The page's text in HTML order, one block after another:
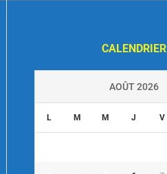
CALENDRIER
AOÛT 2026
L M M J V